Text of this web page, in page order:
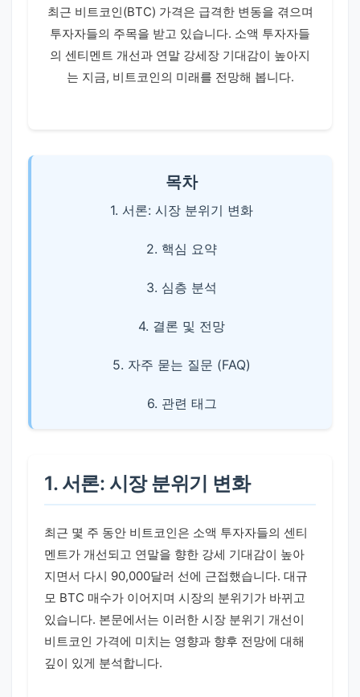
최근 비트코인(BTC) 가격은 급격한 변동을 겪으며
투자자들의 주목을 받고 있습니다. 소액 투자자들
의 센티멘트 개선과 연말 강세장 기대감이 높아지
는 지금, 비트코인의 미래를 전망해 봅니다.
목차
1. 서론: 시장 분위기 변화
2. 핵심 요약
3. 심층 분석
4. 결론 및 전망
5. 자주 묻는 질문 (FAQ)
6. 관련 태그
1. 서론: 시장 분위기 변화
최근 몇 주 동안 비트코인은 소액 투자자들의 센티
멘트가 개선되고 연말을 향한 강세 기대감이 높아
지면서 다시 90,000달러 선에 근접했습니다. 대규
모 BTC 매수가 이어지며 시장의 분위기가 바뀌고
있습니다. 본문에서는 이러한 시장 분위기 개선이
비트코인 가격에 미치는 영향과 향후 전망에 대해
깊이 있게 분석합니다.